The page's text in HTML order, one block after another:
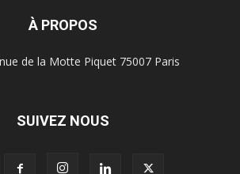
À PROPOS
de la Motte Piquet 75007 Paris
SUIVEZ NOUS